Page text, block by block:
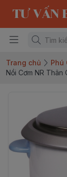
TƯ VẤN
Trang chủ
Phú
Nồi Cơm NR Thân